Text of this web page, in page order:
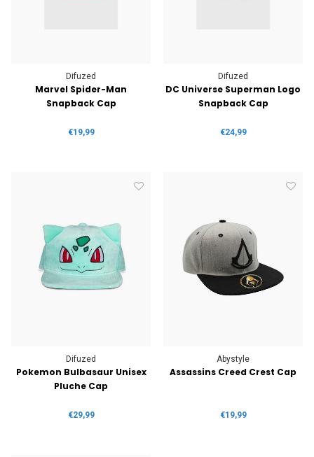
Difuzed
Marvel Spider-Man
Snapback Cap
€19,99
Difuzed
DC Universe Superman Logo
Snapback Cap
€24,99
Difuzed
Pokemon Bulbasaur Unisex
Pluche Cap
€29,99
Abystyle
Assassins Creed Crest Cap
€19,99